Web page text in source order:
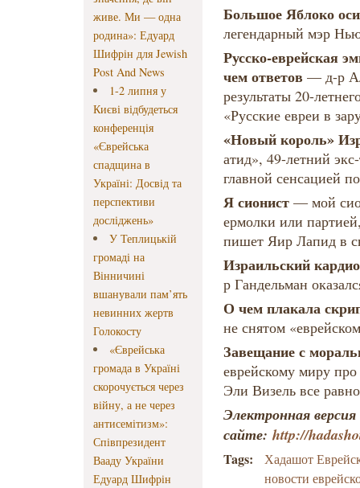
живе. Ми — одна
родина»: Едуард
Шифрін для Jewish
Post And News
1-2 липня у
Києві відбудеться
конференція
«Єврейська
спадщина в
Україні: Досвід та
перспективи
досліджень»
У Теплицькій
громаді на
Вінничині
вшанували пам’ять
невинних жертв
Голокосту
«Єврейська
громада в Україні
скорочується через
війну, а не через
антисемітизм»:
Співпрезидент
Вааду України
Едуард Шифрін
Большое Яблоко
легендарный мэр
Русско-еврейская
чем ответов — д-р
результаты 20-
«Русские евреи в
«Новый король»
атид», 49-летний
главной сенсацией
Я сионист — мой
ермолки или
пишет Яир Лапид в
Израильский
р Гандельман
О чем плакала
не снятом
Завещание с
еврейскому миру про
Эли Визель все
Электронная
сайте: http://
Tags:
Хадашот
новости